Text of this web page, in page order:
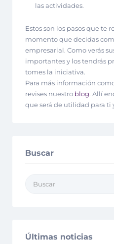
las actividades.
Estos son los pasos que te
momento que decidas
empresarial. Como verás
importantes y los tendrás
tomes la iniciativa.
Para más información
revises nuestro blog. Allí
que será de utilidad para ti
Buscar
Últimas noticias